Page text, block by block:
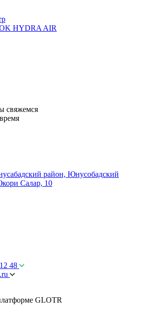
HYDRA AIR
свяжемся
район, Юнусобадский
Салар, 10
48
GLOTR